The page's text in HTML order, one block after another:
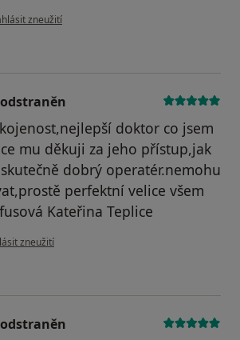
názoru uživatele Váš účet byl odstraněn
zneužití
doktor co jsem
mu děkuji za jeho přístup,jak
dobrý operatér.nemohu
perfektní velice všem
Kateřina Teplice
názoru uživatele Váš účet byl odstraněn
zneužití